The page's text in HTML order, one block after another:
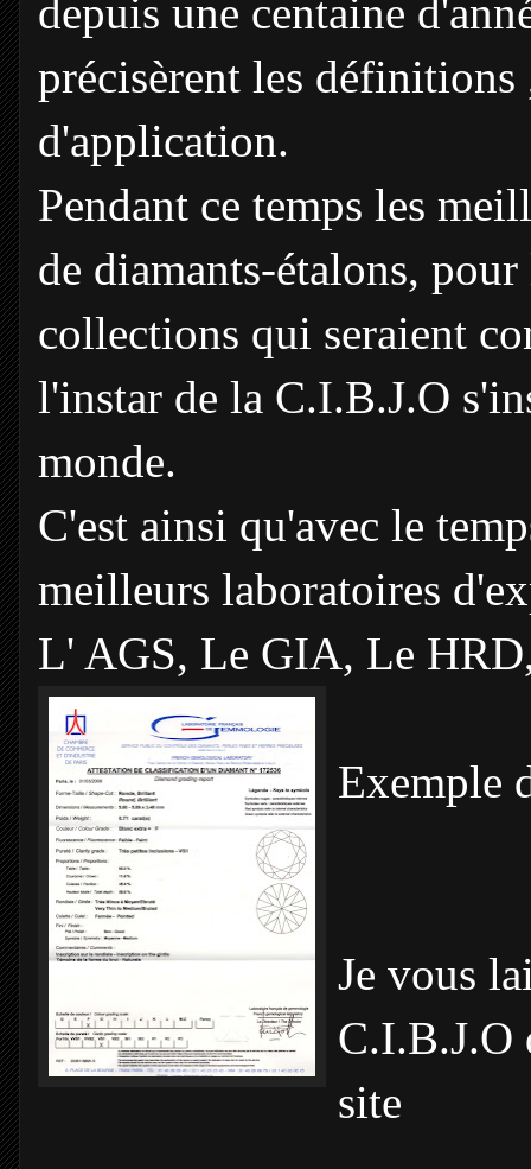
depuis une centaine
précisèrent les
d'application.
Pendant ce temps les
de diamants-étalons,
collections qui seraient
l'instar de la C.I.B.J.O
monde.
C'est ainsi qu'avec le
meilleurs laboratoires
L' AGS, Le GIA, Le
Exemple
Je vous
C.I.B.J.O
site